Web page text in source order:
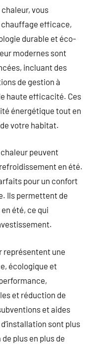
chaleur, vous
chauffage efficace,
durable et éco-
modernes sont
incluant des
de gestion à
haute efficacité. Ces
énergétique tout en
votre habitat.
peuvent
en été.
pour un confort
Ils permettent de
été, ce qui
représentent une
écologique et
et réduction de
et aides
sont plus
plus en plus de